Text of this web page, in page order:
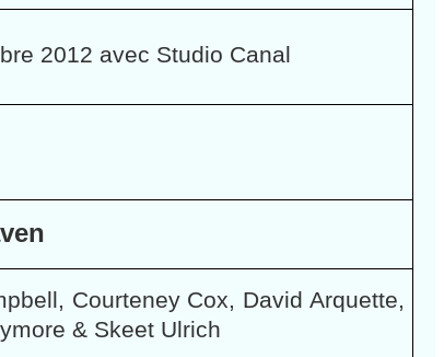
2012 avec Studio Canal
Courteney Cox, David Arquette,
& Skeet Ulrich